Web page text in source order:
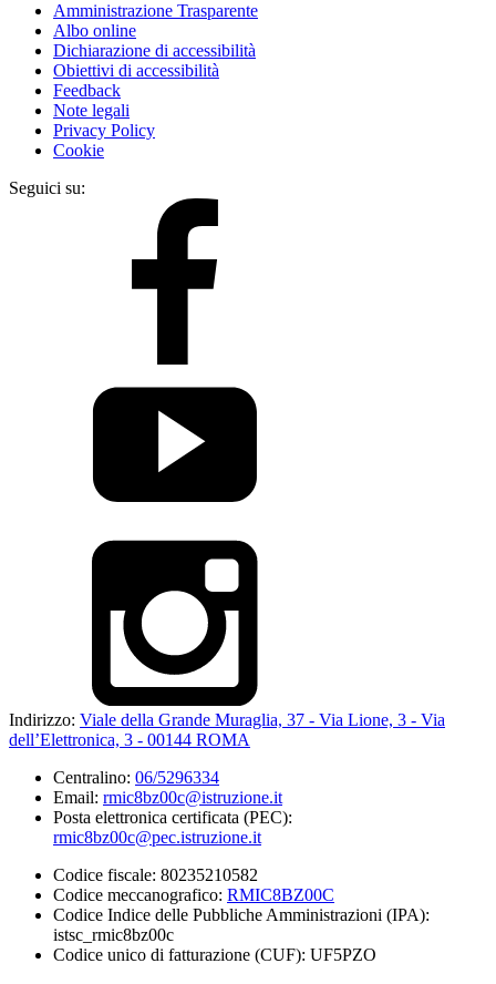
Amministrazione Trasparente
Albo online
Dichiarazione di accessibilità
Obiettivi di accessibilità
Feedback
Note legali
Privacy Policy
Cookie
Seguici su:
Indirizzo: Viale della Grande Muraglia, 37 - Via Lione, 3 - Via
dell’Elettronica, 3 - 00144 ROMA
Centralino: 06/5296334
Email: rmic8bz00c@istruzione.it
Posta elettronica certificata (PEC):
rmic8bz00c@pec.istruzione.it
Codice fiscale: 80235210582
Codice meccanografico: RMIC8BZ00C
Codice Indice delle Pubbliche Amministrazioni (IPA):
istsc_rmic8bz00c
Codice unico di fatturazione (CUF): UF5PZO